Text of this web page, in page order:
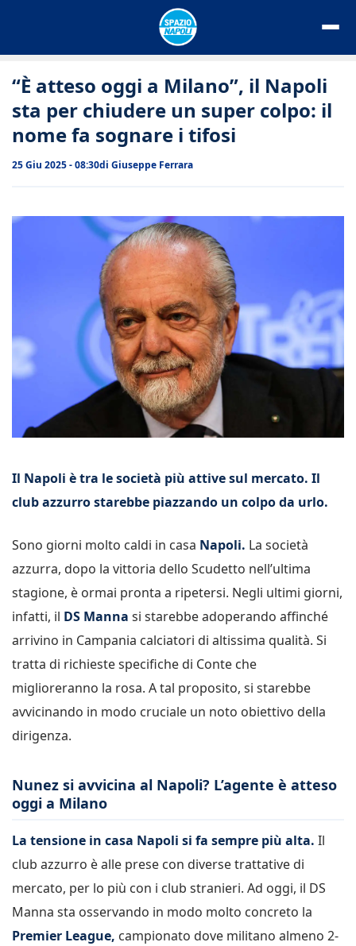
“È atteso oggi a Milano”, il Napoli
sta per chiudere un super colpo: il
nome fa sognare i tifosi
25 Giu 2025 - 08:30di Giuseppe Ferrara
Il Napoli è tra le società più attive sul mercato. Il
club azzurro starebbe piazzando un colpo da urlo.
Sono giorni molto caldi in casa Napoli. La società
azzurra, dopo la vittoria dello Scudetto nell’ultima
stagione, è ormai pronta a ripetersi. Negli ultimi giorni,
infatti, il DS Manna si starebbe adoperando affinché
arrivino in Campania calciatori di altissima qualità. Si
tratta di richieste specifiche di Conte che
miglioreranno la rosa. A tal proposito, si starebbe
avvicinando in modo cruciale un noto obiettivo della
dirigenza.
Nunez si avvicina al Napoli? L’agente è atteso
oggi a Milano
La tensione in casa Napoli si fa sempre più alta. Il
club azzurro è alle prese con diverse trattative di
mercato, per lo più con i club stranieri. Ad oggi, il DS
Manna sta osservando in modo molto concreto la
Premier League, campionato dove militano almeno 2-